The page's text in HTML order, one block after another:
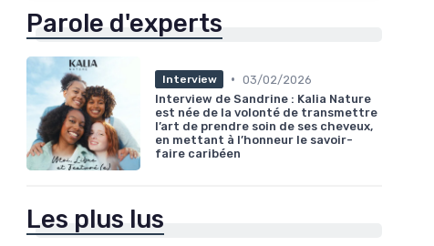
Parole d'experts
Interview • 03/02/2026
Interview de Sandrine : Kalia Nature
est née de la volonté de transmettre
l’art de prendre soin de ses cheveux,
en mettant à l’honneur le savoir-
faire caribéen
Les plus lus